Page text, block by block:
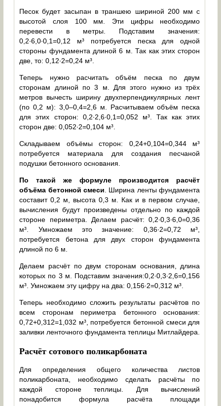
Песок будет засыпан в траншею шириной 200 мм с
высотой слоя 100 мм. Эти цифры необходимо
перевести в метры. Подставим значения:
0,2∙6,0∙0,1=0,12 м³ потребуется песка для одной
стороны фундамента длиной 6 м. Так как этих сторон
две, то: 0,12∙2=0,24 м³.
Теперь нужно расчитать объём песка по двум
сторонам длиной по 3 м. Для этого нужно из трёх
метров вычесть ширину двухперпендикулярных лент
(по 0,2 м): 3,0–0,4=2,6 м. Расчитываем объём песка
для этих сторон: 0,2∙2,6∙0,1=0,052 м³. Так как этих
сторон две: 0,052∙2=0,104 м³.
Складываем объёмы сторон: 0,24+0,104=0,344 м³
потребуется материала для создания песчаной
подушки бетонного основания.
По такой же формуле производится расчёт
объёма бетонной смеси . Ширина ленты фундамента
составит 0,2 м, высота 0,3 м. Как и в первом случае,
вычисления будут произведены отдельно по каждой
стороне периметра. Делаем расчёт: 0,2∙0,3∙6,0=0,36
м³. Умножаем это значение: 0,36∙2=0,72 м³,
потребуется бетона для двух сторон фундамента
длиной по 6 м.
Делаем расчёт по двум сторонам основания, длина
которых по 3 м. Подставим значения:0,2∙0,3∙2,6=0,156
м³. Умножаем эту цифру на два: 0,156∙2=0,312 м³.
Теперь необходимо сложить результаты расчётов по
всем сторонам периметра бетонного основания:
0,72+0,312=1,032 м³, потребуется бетонной смеси для
заливки ленточного фундамента теплицы Митлайдера.
Расчёт сотового поликарбоната
Для определения общего количества листов
поликарбоната, необходимо сделать расчёты по
каждой стороне теплицы. Для вычислений
понадобится формула расчёта площади